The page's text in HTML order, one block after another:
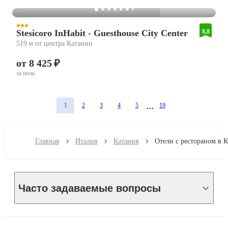
Stesicoro InHabit - Guesthouse City Center
519 м от центра Катании
8,8
от 8 425 ₽
за ночь
1 2 3 4 5 19
Главная Италия Катания
Часто задаваемые вопросы